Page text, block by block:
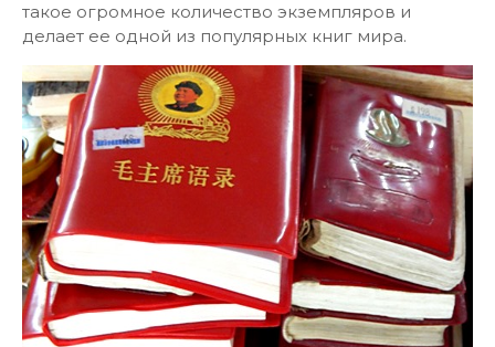
такое огромное количество экземпляров и
делает ее одной из популярных книг мира.